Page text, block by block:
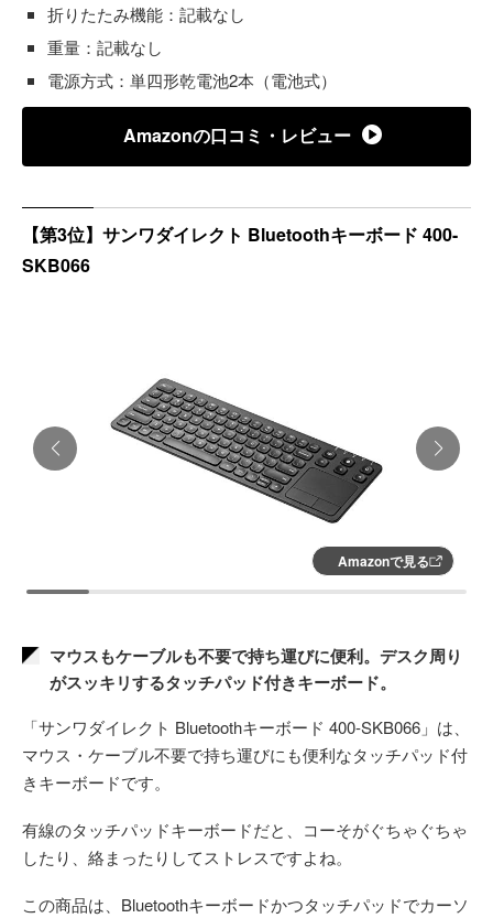
折りたたみ機能：記載なし
重量：記載なし
電源方式：単四形乾電池2本（電池式）
Amazonの口コミ・レビュー
【第3位】サンワダイレクト Bluetoothキーボード 400-
SKB066
Amazonで見る
マウスもケーブルも不要で持ち運びに便利。デスク周り
がスッキリするタッチパッド付きキーボード。
「サンワダイレクト Bluetoothキーボード 400-SKB066」は、
マウス・ケーブル不要で持ち運びにも便利なタッチパッド付
きキーボードです。
有線のタッチパッドキーボードだと、コーそがぐちゃぐちゃ
したり、絡まったりしてストレスですよね。
この商品は、Bluetoothキーボードかつタッチパッドでカーソ